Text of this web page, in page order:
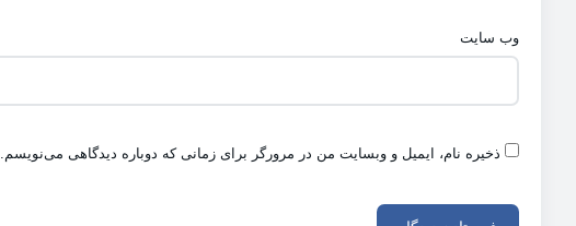
وب‌ سایت
ذخیره نام، ایمیل و وبسایت من در مرورگر برای زمانی که دوباره دیدگاهی می‌نویسم.